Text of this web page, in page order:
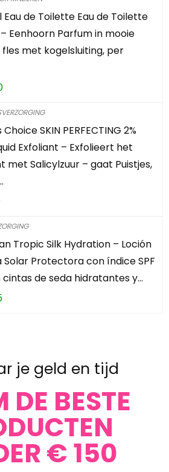
Eau de Toilette Eau de Toilette
Eenhoorn Parfum in mooie
fles met kogelsluiting, per
Choice SKIN PERFECTING 2%
Exfoliant – Exfolieert het
met Salicylzuur – gaat Puistjes,
Tropic Silk Hydration – Loción
Solar Protectora con índice SPF
cintas de seda hidratantes y…
je geld en tijd
DE BESTE
€ 150